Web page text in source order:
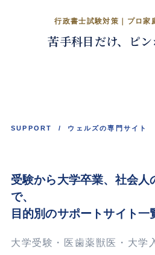
行政書士試験対策｜プロ家
苦手科目だけ、ピン
民法・行政法の壁を、
くわしく見る →
SUPPORT / ウェルズの専門サイト
受験から大学卒業、 社会人
で、
目的別のサポートサイト一
大学受験・医歯薬獣医・大学